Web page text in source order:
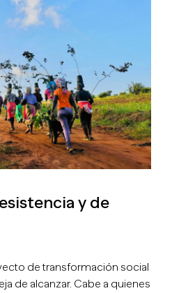
y de
de transformación social
de alcanzar. Cabe a quienes